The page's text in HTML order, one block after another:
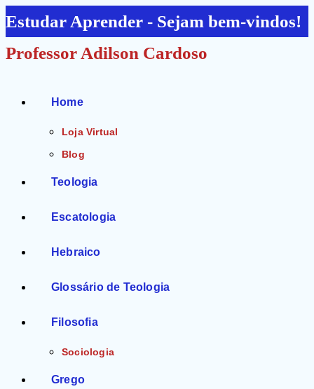
Ir
para
o
Estudar Aprender - Sejam bem-vindos!
Professor Adilson Cardoso
Home
Loja Virtual
Blog
Teologia
Escatologia
Hebraico
Glossário de Teologia
Filosofia
Sociologia
Grego